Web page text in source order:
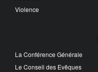
Violence
La Conférence Générale
Le Conseil des Evêques